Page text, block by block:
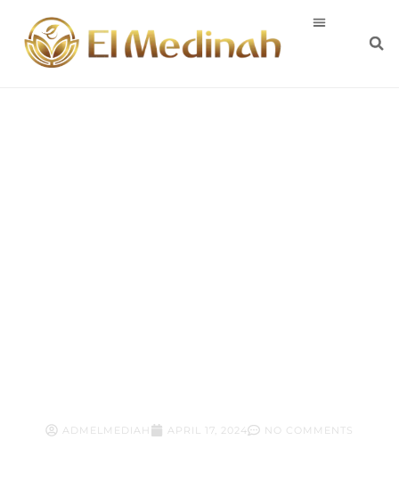
ADMELMEDIAH APRIL 17, 2024 NO COMMENTS